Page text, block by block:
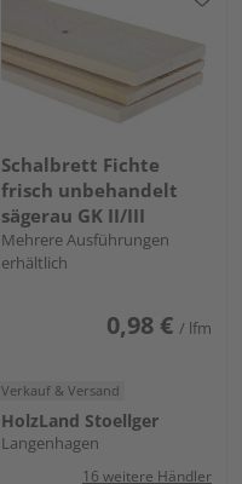
Schalbrett Fichte
frisch unbehandelt
sägerau GK II/III
Mehrere Ausführungen
erhältlich
0,98 € / lfm
Verkauf & Versand
HolzLand Stoellger
Langenhagen
16 weitere Händler